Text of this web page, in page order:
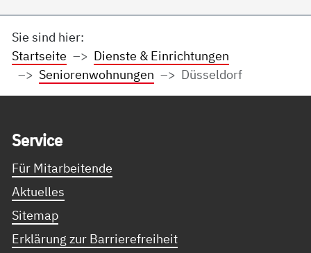
Sie sind hier:
Startseite
Dienste & Einrichtungen
Seniorenwohnungen
Düsseldorf
Ser­vice
Für Mitarbeitende
Aktuelles
Sitemap
Erklärung zur Barrierefreiheit